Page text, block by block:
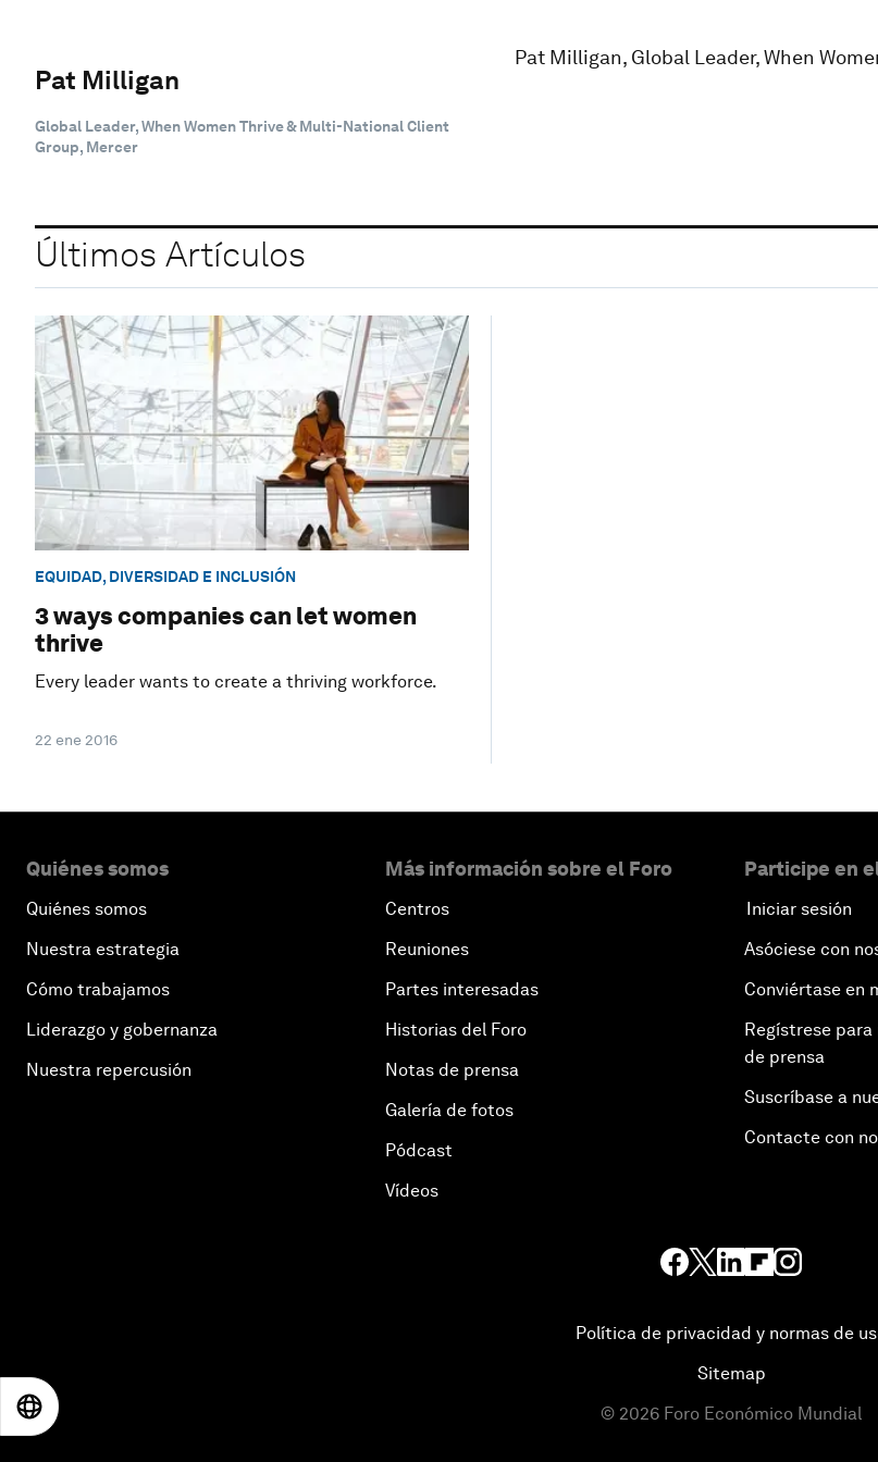
Pat Milligan
Global Leader, When Women Thrive & Multi-National Client
Group, Mercer
Pat Milligan, Global Leader, When
Últimos Artículos
EQUIDAD, DIVERSIDAD E INCLUSIÓN
3 ways companies can let women
thrive
Every leader wants to create a thriving workforce.
22 ene 2016
Quiénes somos
Quiénes somos
Nuestra estrategia
Cómo trabajamos
Liderazgo y gobernanza
Nuestra repercusión
Más información sobre el Foro
Centros
Reuniones
Partes interesadas
Historias del Foro
Notas de prensa
Galería de fotos
Pódcast
Vídeos
Participe en
Iniciar sesión
Asóciese con
Conviértase en
Regístrese
de prensa
Suscríbase a
Contacte con
Política de privacidad y normas de
Sitemap
© 2026 Foro Económico Mundial